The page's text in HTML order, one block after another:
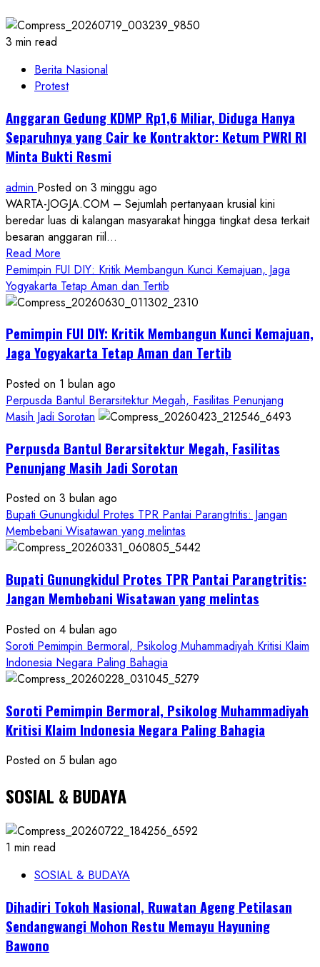
3 min read
Berita Nasional
Protest
Anggaran Gedung KDMP Rp1,6 Miliar, Diduga Hanya
Separuhnya yang Cair ke Kontraktor: Ketum PWRI RI
Minta Bukti Resmi
admin Posted on 3 minggu ago
WARTA-JOGJA.COM – Sejumlah pertanyaan krusial kini
beredar luas di kalangan masyarakat hingga tingkat desa terkait
besaran anggaran riil...
Read More
more
about
Anggaran
KDMP
Rp1,6
Diduga
Hanya
Separuhnya
Cair
ke
Ketum
PWRI
RI
Minta
Resmi
Pemimpin FUI DIY: Kritik Membangun Kunci Kemajuan, Jaga
Yogyakarta Tetap Aman dan Tertib
Pemimpin FUI DIY: Kritik Membangun Kunci Kemajuan,
Jaga Yogyakarta Tetap Aman dan Tertib
Posted on 1 bulan ago
Perpusda Bantul Berarsitektur Megah, Fasilitas Penunjang
Masih Jadi Sorotan
Perpusda Bantul Berarsitektur Megah, Fasilitas
Penunjang Masih Jadi Sorotan
Posted on 3 bulan ago
Bupati Gunungkidul Protes TPR Pantai Parangtritis: Jangan
Membebani Wisatawan yang melintas
Bupati Gunungkidul Protes TPR Pantai Parangtritis:
Jangan Membebani Wisatawan yang melintas
Posted on 4 bulan ago
Soroti Pemimpin Bermoral, Psikolog Muhammadiyah Kritisi Klaim
Indonesia Negara Paling Bahagia
Soroti Pemimpin Bermoral, Psikolog Muhammadiyah
Kritisi Klaim Indonesia Negara Paling Bahagia
Posted on 5 bulan ago
SOSIAL & BUDAYA
1 min read
SOSIAL & BUDAYA
Dihadiri Tokoh Nasional, Ruwatan Ageng Petilasan
Sendangwangi Mohon Restu Memayu Hayuning
Bawono